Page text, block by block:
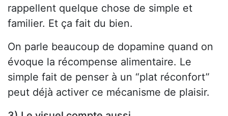
rappellent quelque chose de simple et
familier. Et ça fait du bien.
On parle beaucoup de dopamine quand on
évoque la récompense alimentaire. Le
simple fait de penser à un “plat réconfort”
peut déjà activer ce mécanisme de plaisir.